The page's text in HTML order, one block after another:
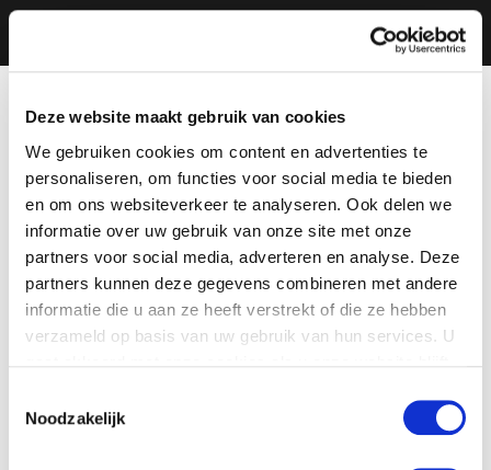
Deze website maakt gebruik van cookies
We gebruiken cookies om content en advertenties te
personaliseren, om functies voor social media te bieden
en om ons websiteverkeer te analyseren. Ook delen we
informatie over uw gebruik van onze site met onze
partners voor social media, adverteren en analyse. Deze
partners kunnen deze gegevens combineren met andere
informatie die u aan ze heeft verstrekt of die ze hebben
verzameld op basis van uw gebruik van hun services. U
Noodzakelijk